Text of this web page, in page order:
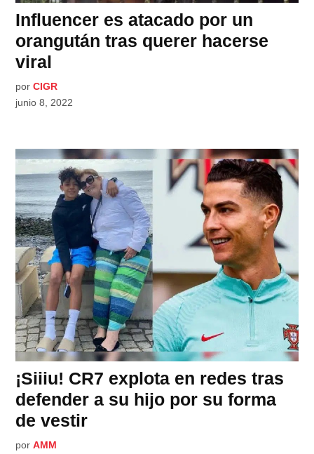
Influencer es atacado por un
orangután tras querer hacerse
viral
por CIGR
junio 8, 2022
¡Siiiu! CR7 explota en redes tras
defender a su hijo por su forma
de vestir
por AMM